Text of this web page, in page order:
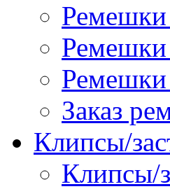
Заказ
Клипсы/
Клипсы/